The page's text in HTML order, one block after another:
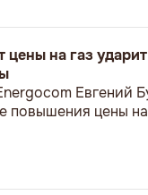
на газ
Евгений
повышения цены на